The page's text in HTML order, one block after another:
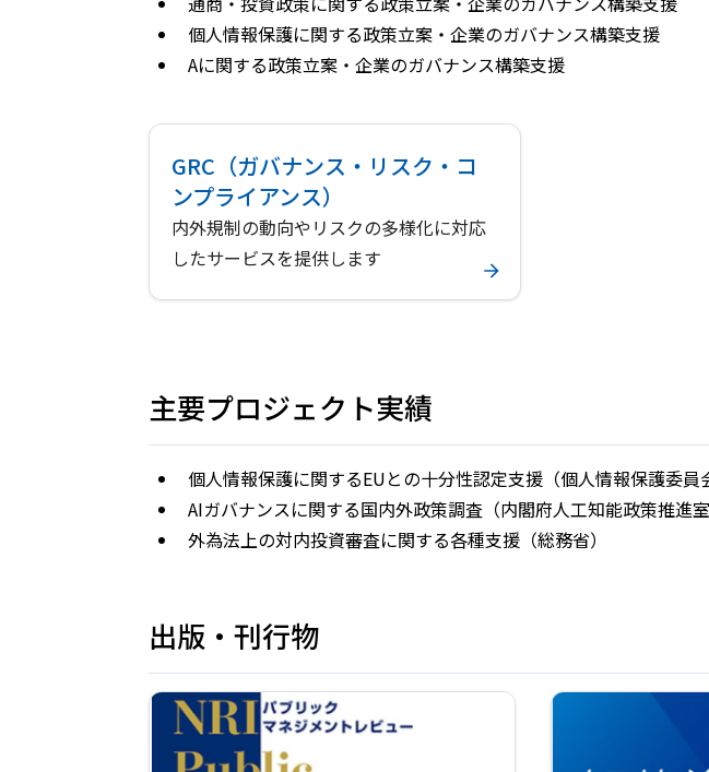
個人情報保護に関する政策立案・企業のガバナンス構築支援
Aに関する政策立案・企業のガバナンス構築支援
GRC（ガバナンス・リスク・コ
ンプライアンス）
内外規制の動向やリスクの多様化に対応
したサービスを提供します
主要プロジェクト実績
個人情報保護に関するEUとの十分性認定支援（個人情報保護委員
AIガバナンスに関する国内外政策調査（内閣府人工知能政策推進室
外為法上の対内投資審査に関する各種支援（総務省）
出版・刊行物